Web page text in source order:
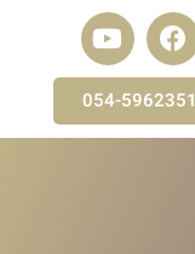
054-5962351